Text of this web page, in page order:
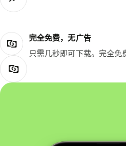
完全免费，无广告
只需几秒即可下载。完全免